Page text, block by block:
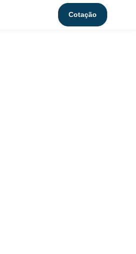
Cotação